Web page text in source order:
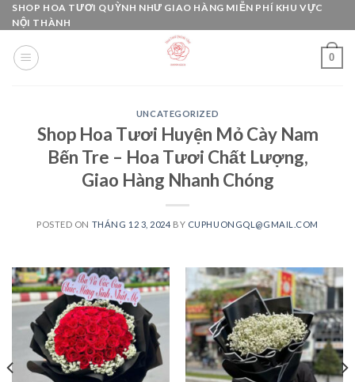
Skip
to
content
SHOP HOA TƯƠI QUỲNH NHƯ GIAO HÀNG MIỄN PHÍ KHU VỰC
NỘI THÀNH
0
UNCATEGORIZED
Shop Hoa Tươi Huyện Mỏ Cày Nam
Bến Tre – Hoa Tươi Chất Lượng,
Giao Hàng Nhanh Chóng
POSTED ON THÁNG 12 3, 2024 BY CUPHUONGQL@GMAIL.COM